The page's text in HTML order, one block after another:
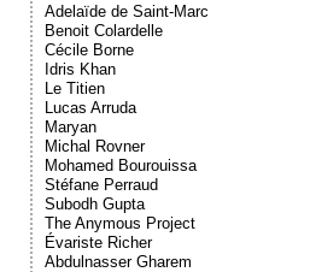
Adelaïde de Saint-Marc
Benoit Colardelle
Cécile Borne
Idris Khan
Le Titien
Lucas Arruda
Maryan
Michal Rovner
Mohamed Bourouissa
Stéfane Perraud
Subodh Gupta
The Anymous Project
Évariste Richer
Abdulnasser Gharem